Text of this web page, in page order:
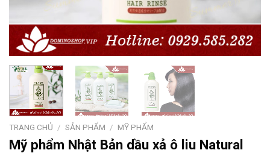
TRANG CHỦ / SẢN PHẨM / MỸ PHẨM
Mỹ phẩm Nhật Bản dầu xả ô liu Natural